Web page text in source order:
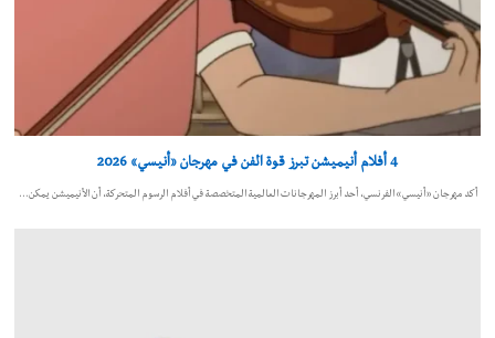
4 أفلام أنيميشن تبرز قوة الفن في مهرجان «أنيسي» 2026
أكد مهرجان «أنيسي» الفرنسي، أحد أبرز المهرجانات العالمية المتخصصة في أفلام الرسوم المتحركة، أن الأنيميشن يمكن…